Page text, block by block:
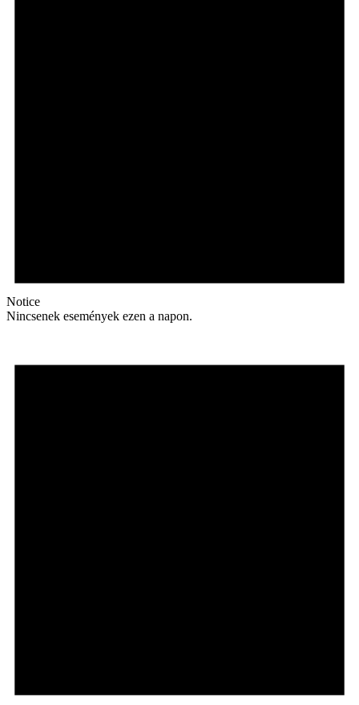
Notice
Nincsenek események ezen a napon.